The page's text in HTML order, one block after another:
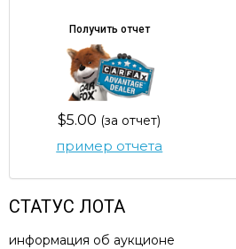
Получить отчет
$5.00 (за отчет)
пример отчета
СТАТУС ЛОТА
информация об аукционе